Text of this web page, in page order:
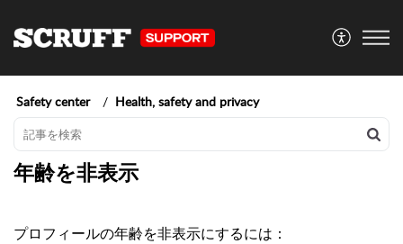
Safety center Health, safety and privacy
年齢を非表示
プロフィールの年齢を非表示にするには：